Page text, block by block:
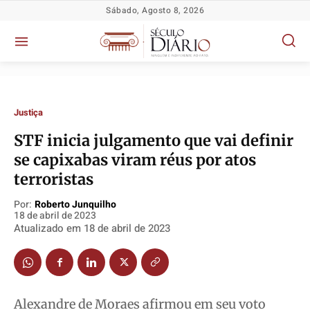
Política
Socioeconômicas
TV Século
Educação
Meio Ambiente
Política
Socioeconômicas
TV Século
Educação
Meio Ambiente
Política
Socioeconômicas
TV Século
Educação
Meio Ambiente
Política
Socioeconômicas
TV Século
Educação
Meio Ambiente
Sábado, Agosto 8, 2026
Justiça
STF inicia julgamento que vai definir
se capixabas viram réus por atos
terroristas
Por: Roberto Junquilho
18 de abril de 2023
Atualizado em 18 de abril de 2023
Alexandre de Moraes afirmou em seu voto